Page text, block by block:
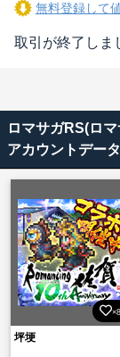
無料登録して
取引が終了しま
ロマサガRS(ロ
アカウントデータ
×8
坪埂